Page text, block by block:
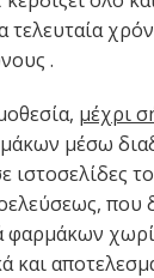
τελευταία
.
μέχρι
μέσω
ιστοσελίδες
που
φαρμάκων
και